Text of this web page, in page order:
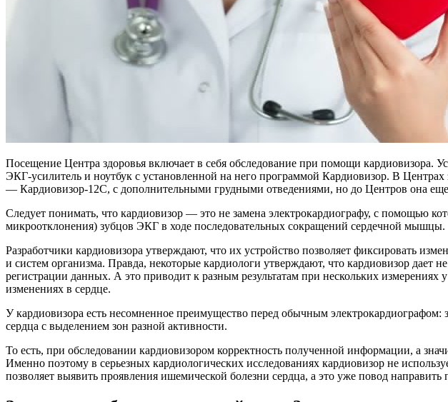
Посещение Центра здоровья включает в себя обследование при помощи кардиовизора.
ЭКГ-усилитель и ноутбук с установленной на него программой Кардиовизор. В
— Кардиовизор-12С, с дополнительными грудными отведениями, но до Центров она еще
Следует понимать, что кардиовизор — это не замена электрокардиографу, с помощью
микроотклонения) зубцов ЭКГ в ходе последовательных сокращений сердечной мышцы.
Разработчики кардиовизора утверждают, что их устройство позволяет фиксировать
и систем организма. Правда, некоторые кардиологи утверждают, что кардиовизор
регистрации данных. А это приводит к разным результатам при нескольких
изменениях в сердце.
У кардиовизора есть несомненное преимущество перед обычным электрокардиографом:
сердца с выделением зон разной активности.
То есть, при обследовании кардиовизором корректность полученной информации, а
Именно поэтому в серьезных кардиологических исследованиях кардиовизор не
позволяет выявить проявления ишемической болезни сердца, а это уже повод